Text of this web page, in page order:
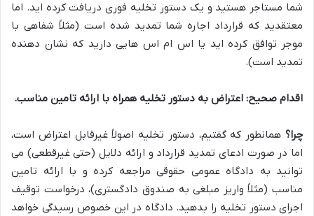
شما مستاجر هستید و یک دستور تخلیه فوری دریافت کرده اید. اما
معتقدید که قرارداد اجاره شما تمدید شده است (مثلاً شفاهی با
موجر توافق کرده اید یا اس ام اس هایی دارید که نشان دهنده
تمدید است).
اقدام صحیح: اعتراض به دستور تخلیه همراه با ارائه تامین مناسب.
چرا؟ همانطور که گفتیم، دستور تخلیه اصولاً غیرقابل اعتراض است،
اما در صورت ادعای تمدید قرارداد و ارائه دلایل (حتی غیرقطعی) می
توانید به دادگاه عمومی حقوقی مراجعه کرده و با ارائه تامین
مناسب (مثلاً واریز مبلغی به صندوق دادگستری)، درخواست توقیف
اجرای دستور تخلیه را بدهید. دادگاه در این خصوص رسیدگی خواهد